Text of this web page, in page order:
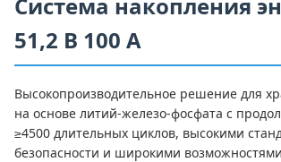
51,2 В 100 А
Высокопроизводительное решение для
на основе литий-железо-фосфата с
≥4500 длительных циклов, высокими
безопасности и широкими